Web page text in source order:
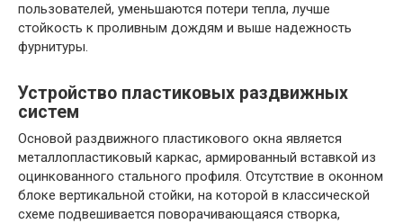
пользователей, уменьшаются потери тепла, лучше
стойкость к проливным дождям и выше надежность
фурнитуры.
Устройство пластиковых раздвижных
систем
Основой раздвижного пластикового окна является
металлопластиковый каркас, армированный вставкой из
оцинкованного стального профиля. Отсутствие в оконном
блоке вертикальной стойки, на которой в классической
схеме подвешивается поворачивающаяся створка,